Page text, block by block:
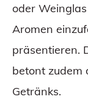
oder
Aromen
präsentieren.
betont zudem
Getränks.